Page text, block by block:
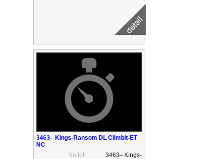
3463– Kings-Ransom DL Climbit-ET
NC
No lot:
3463– Kings-